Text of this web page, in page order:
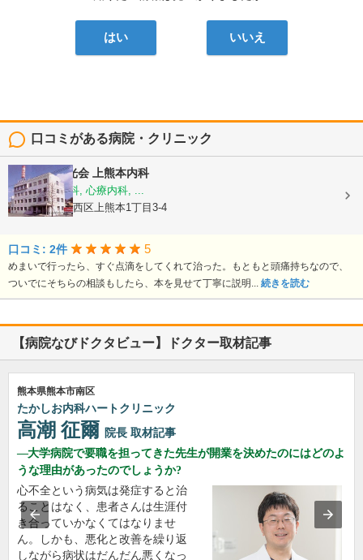
はい いいえ
口コミがある病院・クリニック
医療法人陽光会 上熊本内科
内科, 神経内科, 心療内科, ...
熊本県熊本市西区上熊本1丁目3-4
口コミ: 2件 5
めまいで行ったら、すぐ点滴をしてくれて治った。もともと頭痛持ちなので、
ついでにそちらの相談もしたら、本を見せて丁寧に説明... 続きを読む
【病院なびドクタビュー】ドクター取材記事
熊本県熊本市南区
たかしお内科ハートクリニック
高潮 征爾 院長 取材記事
大学病院で要職を担ってきた先生が開業を決めたのにはどのよ
うな理由があったのでしょうか?
心不全という病気は発症すると治
ることはなく、患者さんは生涯付
き合っていかなくてはなりませ
ん。しかも、悪化と改善を繰り返
しながら病状はだんだん悪くなっ